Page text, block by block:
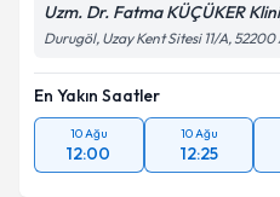
Uzm. Dr. Fatma KÜÇÜKER
Durugöl, Uzay Kent Sitesi 11/A,
En Yakın Saatler
10 Ağu
12:00
10 Ağu
12:25